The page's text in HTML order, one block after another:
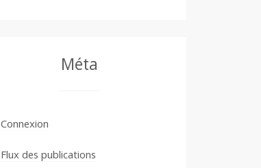
Méta
Connexion
Flux des publications